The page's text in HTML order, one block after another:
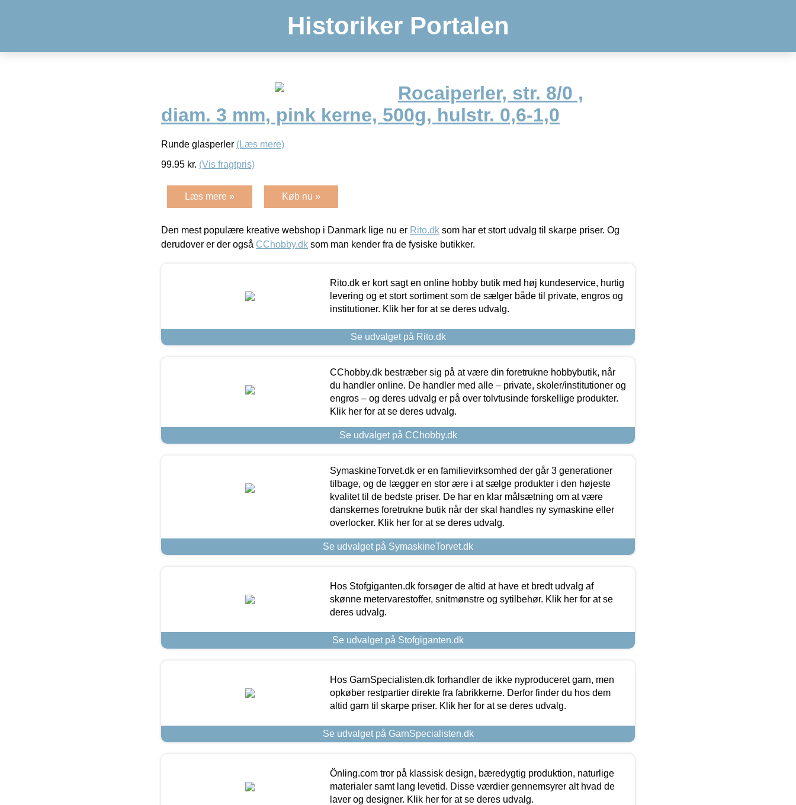
Historiker Portalen
Rocaiperler, str. 8/0 ,
diam. 3 mm, pink kerne, 500g, hulstr. 0,6-1,0
Runde glasperler (Læs mere)
99.95 kr. (Vis fragtpris)
Læs mere » Køb nu »
Den mest populære kreative webshop i Danmark lige nu er Rito.dk som har et stort udvalg til skarpe priser. Og
derudover er der også CChobby.dk som man kender fra de fysiske butikker.
Rito.dk er kort sagt en online hobby butik med høj kundeservice, hurtig
levering og et stort sortiment som de sælger både til private, engros og
institutioner. Klik her for at se deres udvalg.
Se udvalget på Rito.dk
CChobby.dk bestræber sig på at være din foretrukne hobbybutik, når
du handler online. De handler med alle – private, skoler/institutioner og
engros – og deres udvalg er på over tolvtusinde forskellige produkter.
Klik her for at se deres udvalg.
Se udvalget på CChobby.dk
SymaskineTorvet.dk er en familievirksomhed der går 3 generationer
tilbage, og de lægger en stor ære i at sælge produkter i den højeste
kvalitet til de bedste priser. De har en klar målsætning om at være
danskernes foretrukne butik når der skal handles ny symaskine eller
overlocker. Klik her for at se deres udvalg.
Se udvalget på SymaskineTorvet.dk
Hos Stofgiganten.dk forsøger de altid at have et bredt udvalg af
skønne metervarestoffer, snitmønstre og sytilbehør. Klik her for at se
deres udvalg.
Se udvalget på Stofgiganten.dk
Hos GarnSpecialisten.dk forhandler de ikke nyproduceret garn, men
opkøber restpartier direkte fra fabrikkerne. Derfor finder du hos dem
altid garn til skarpe priser. Klik her for at se deres udvalg.
Se udvalget på GarnSpecialisten.dk
Önling.com tror på klassisk design, bæredygtig produktion, naturlige
materialer samt lang levetid. Disse værdier gennemsyrer alt hvad de
laver og designer. Klik her for at se deres udvalg.